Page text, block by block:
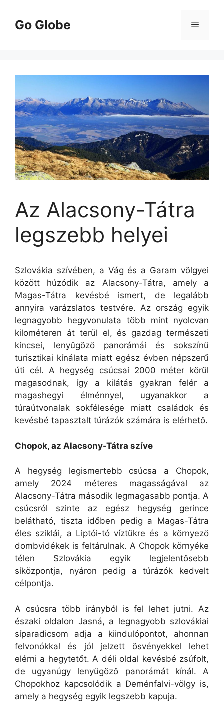
tartalomba
Go Globe Menü
Az Alacsony-Tátra
legszebb helyei
Szlovákia szívében, a Vág és a Garam völgyei
között húzódik az Alacsony-Tátra, amely a
Magas-Tátra kevésbé ismert, de legalább
annyira varázslatos testvére.Az ország egyik
legnagyobb hegyvonulata több mint nyolcvan
kilométeren át terül el, és gazdag természeti
kincsei, lenyűgöző panorámái és sokszínű
turisztikai kínálata miatt egész évben népszerű
úti cél. A hegység csúcsai 2000 méter körül
magasodnak, így a kilátás gyakran felér a
magashegyi élménnyel, ugyanakkor a
túraútvonalak sokfélesége miatt családok és
kevésbé tapasztalt túrázók számára is elérhető.
Chopok, az Alacsony-Tátra szíve
A hegység legismertebb csúcsa a Chopok,
amely 2024 méteres magasságával az
Alacsony-Tátra második legmagasabb pontja. A
csúcsról szinte az egész hegység gerince
belátható, tiszta időben pedig a Magas-Tátra
éles sziklái, a Liptói-tó víztükre és a környező
dombvidékek is feltárulnak. A Chopok környéke
télen Szlovákia egyik legjelentősebb
síközpontja, nyáron pedig a túrázók kedvelt
célpontja.
A csúcsra több irányból is fel lehet jutni. Az
északi oldalon Jasná, a legnagyobb szlovákiai
síparadicsom adja a kiindulópontot, ahonnan
felvonókkal és jól jelzett ösvényekkel lehet
elérni a hegytetőt. A déli oldal kevésbé zsúfolt,
de ugyanúgy lenyűgöző panorámát kínál. A
Chopokhoz kapcsolódik a Deménfalvi-völgy is,
amely a hegység egyik legszebb kapuja.